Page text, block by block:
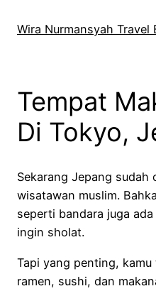
Wira Nurmansyah Travel
Tempat
Di Tokyo,
Sekarang Jepang sudah
wisatawan muslim.
seperti bandara juga
ingin sholat.
Tapi yang penting,
ramen, sushi, dan